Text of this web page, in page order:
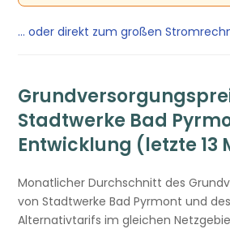
… oder direkt zum großen
Stadtwerke Bad
Entwicklung (letzte 13
Monatlicher Durchschnitt des
von Stadtwerke Bad Pyrmont und
Alternativtarifs im gleichen